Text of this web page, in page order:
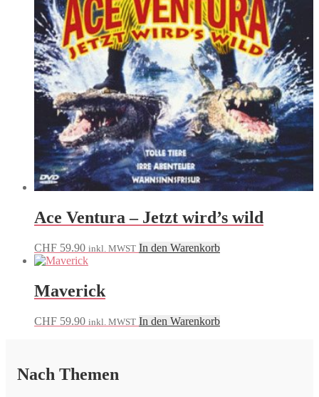
Ace Ventura – Jetzt wird’s wild
CHF 59.90 inkl. MWST In den Warenkorb
Maverick
CHF 59.90 inkl. MWST In den Warenkorb
Nach Themen